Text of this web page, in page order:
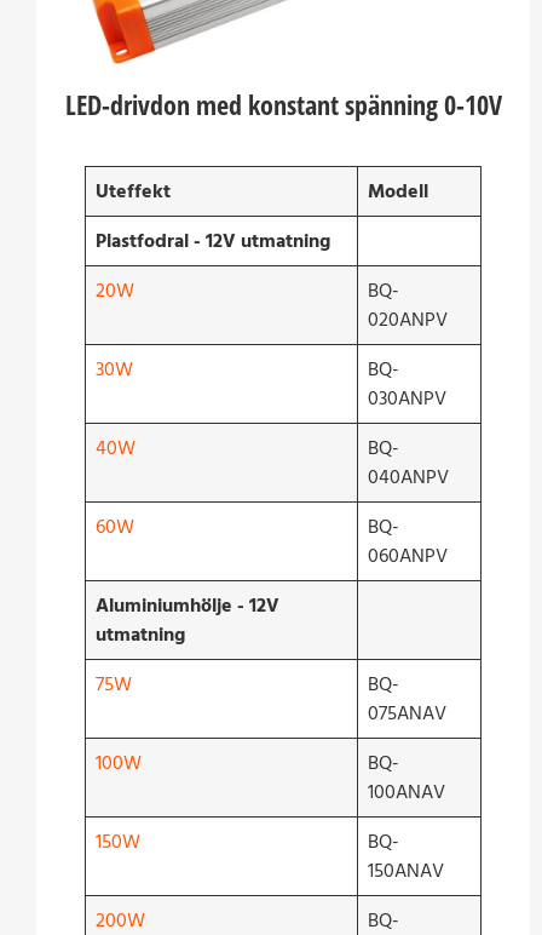
LED-drivdon med konstant spänning 0-10V
Uteffekt
Modell
Plastfodral - 12V utmatning
20W
BQ-
020ANPV
30W
BQ-
030ANPV
40W
BQ-
040ANPV
60W
BQ-
060ANPV
Aluminiumhölje - 12V
utmatning
75W
BQ-
075ANAV
100W
BQ-
100ANAV
150W
BQ-
150ANAV
200W
BQ-